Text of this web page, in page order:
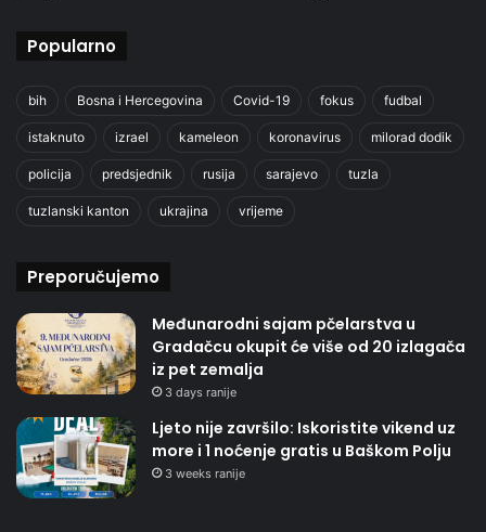
Popularno
bih Bosna i Hercegovina Covid-19 fokus fudbal
istaknuto izrael kameleon koronavirus milorad dodik
policija predsjednik rusija sarajevo tuzla
tuzlanski kanton ukrajina vrijeme
Preporučujemo
Međunarodni sajam pčelarstva u
Gradačcu okupit će više od 20 izlagača
iz pet zemalja
3 days ranije
Ljeto nije završilo: Iskoristite vikend uz
more i 1 noćenje gratis u Baškom Polju
3 weeks ranije